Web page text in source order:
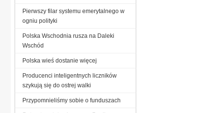
Pierwszy filar systemu emerytalnego w
ogniu polityki
Polska Wschodnia rusza na Daleki
Wschód
Polska wieś dostanie więcej
Producenci inteligentnych liczników
szykują się do ostrej walki
Przypomnieliśmy sobie o funduszach